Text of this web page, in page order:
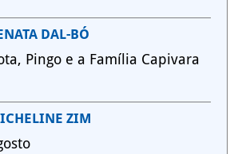
DAL-BÓ
Pingo e a Família Capivara
ZIM